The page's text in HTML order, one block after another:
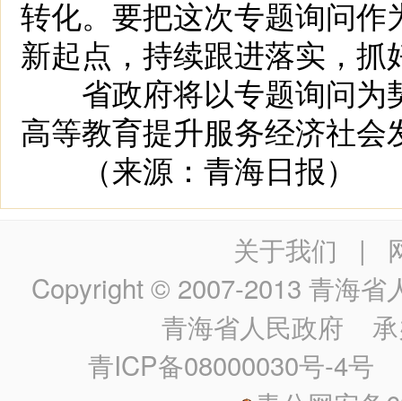
转化。要把这次专题询问
新起点，持续跟进落实，抓
省政府将以专题询问为
高等教育提升服务经济社
（来源：青海日报）
关于我们 |
Copyright © 2007-2013 青海省
青海省人民政府 承
青ICP备08000030号-4号